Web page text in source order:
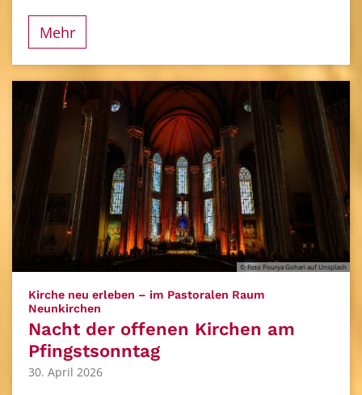
Mehr
© Foto Pourya Gohari auf Unsplash
Kirche neu erleben – im Pastoralen Raum
Neunkirchen
Nacht der offenen Kirchen am
Pfingstsonntag
30. April 2026